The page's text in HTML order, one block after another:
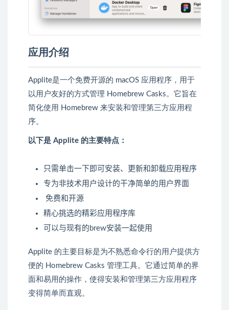
应用介绍
Applite是一个免费开源的 macOS 应用程序，用于
以用户友好的方式管理 Homebrew Casks。它旨在
简化使用 Homebrew 来安装和管理第三方应用程
序。
以下是 Applite 的主要特点：
只需单击一下即可安装、更新和卸载应用程序
专为非技术用户设计的干净简单的用户界面
免费和开源
精心挑选的精彩应用程序库
可以与现有的brew安装一起使用
Applite 的主要目标是为不熟悉命令行的用户提供方
便的 Homebrew Casks 管理工具。它通过简单的界
面和易用的操作，使得安装和管理第三方应用程序
变得简单而直观。